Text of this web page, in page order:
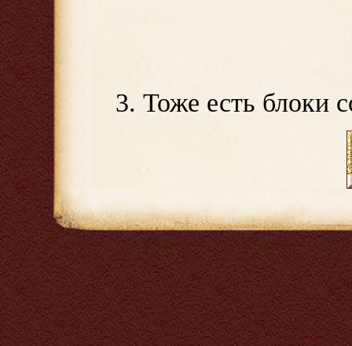
3. Тоже есть блоки